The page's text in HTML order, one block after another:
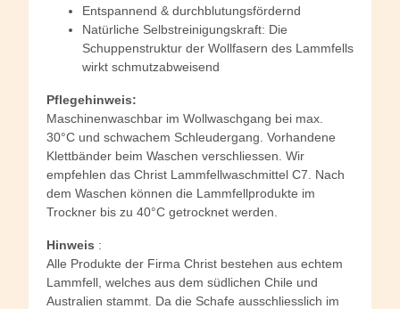
Entspannend & durchblutungsfördernd
Natürliche Selbstreinigungskraft: Die
Schuppenstruktur der Wollfasern des Lammfells
wirkt schmutzabweisend
Pflegehinweis:
Maschinenwaschbar im Wollwaschgang bei max.
30°C und schwachem Schleudergang. Vorhandene
Klettbänder beim Waschen verschliessen. Wir
empfehlen das Christ Lammfellwaschmittel C7. Nach
dem Waschen können die Lammfellprodukte im
Trockner bis zu 40°C getrocknet werden.
Hinweis :
Alle Produkte der Firma Christ bestehen aus echtem
Lammfell, welches aus dem südlichen Chile und
Australien stammt. Da die Schafe ausschliesslich im